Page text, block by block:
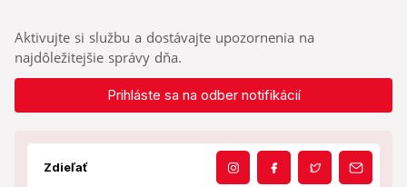
Aktivujte si službu a dostávajte upozornenia na
najdôležitejšie správy dňa.
Prihláste sa na odber notifikácií
Zdieľať